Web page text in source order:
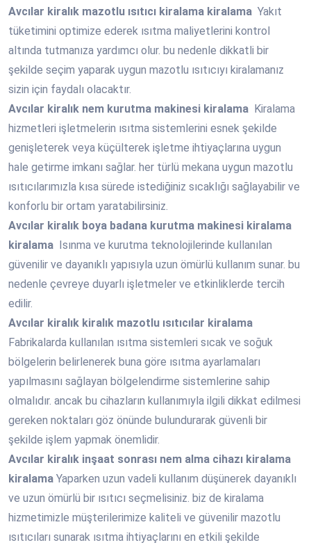
Avcılar kiralık mazotlu ısıtıcı kiralama kiralama Yakıt
tüketimini optimize ederek ısıtma maliyetlerini kontrol
altında tutmanıza yardımcı olur. bu nedenle dikkatli bir
şekilde seçim yaparak uygun mazotlu ısıtıcıyı kiralamanız
sizin için faydalı olacaktır.
Avcılar kiralık nem kurutma makinesi kiralama Kiralama
hizmetleri işletmelerin ısıtma sistemlerini esnek şekilde
genişleterek veya küçülterek işletme ihtiyaçlarına uygun
hale getirme imkanı sağlar. her türlü mekana uygun mazotlu
ısıtıcılarımızla kısa sürede istediğiniz sıcaklığı sağlayabilir ve
konforlu bir ortam yaratabilirsiniz.
Avcılar kiralık boya badana kurutma makinesi kiralama
kiralama Isınma ve kurutma teknolojilerinde kullanılan
güvenilir ve dayanıklı yapısıyla uzun ömürlü kullanım sunar. bu
nedenle çevreye duyarlı işletmeler ve etkinliklerde tercih
edilir.
Avcılar kiralık kiralık mazotlu ısıtıcılar kiralama
Fabrikalarda kullanılan ısıtma sistemleri sıcak ve soğuk
bölgelerin belirlenerek buna göre ısıtma ayarlamaları
yapılmasını sağlayan bölgelendirme sistemlerine sahip
olmalıdır. ancak bu cihazların kullanımıyla ilgili dikkat edilmesi
gereken noktaları göz önünde bulundurarak güvenli bir
şekilde işlem yapmak önemlidir.
Avcılar kiralık inşaat sonrası nem alma cihazı kiralama
kiralama Yaparken uzun vadeli kullanım düşünerek dayanıklı
ve uzun ömürlü bir ısıtıcı seçmelisiniz. biz de kiralama
hizmetimizle müşterilerimize kaliteli ve güvenilir mazotlu
ısıtıcıları sunarak ısıtma ihtiyaçlarını en etkili şekilde